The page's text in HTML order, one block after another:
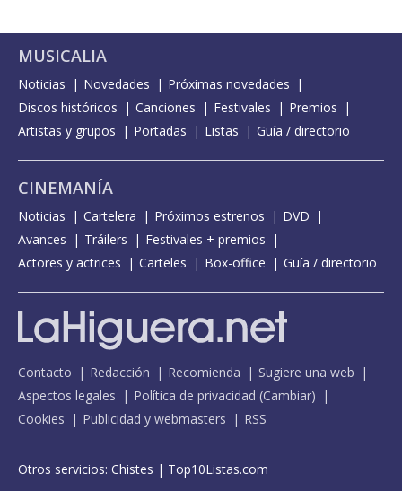
MUSICALIA
Noticias Novedades
Próximas novedades
Discos históricos
Canciones Festivales
Premios
Artistas y grupos
Portadas Listas Guía / directorio
CINEMANÍA
Noticias Cartelera Próximos estrenos
DVD
Avances
Tráilers
Festivales + premios
Actores y actrices
Carteles Box-office Guía / directorio
Contacto Redacción Recomienda
Sugiere una web
Aspectos legales
Política de privacidad (Cambiar)
Cookies
Publicidad y webmasters RSS
Otros servicios: Chistes | Top10Listas.com